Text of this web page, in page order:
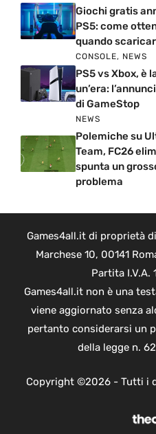
Giochi gratis
PS5: come
quando
CONSOLE, NEWS
PS5 vs Xbox, è
un’era:
di GameStop
NEWS
Polemiche su
Team, FC26
spunta un
problema
Games4all.it di proprietà
Marchese 10, 00141
Partita I.V.A.
Games4all.it non è una
viene aggiornato senza
pertanto considerarsi un
della legge n.
Copyright ©2026 - Tutti i